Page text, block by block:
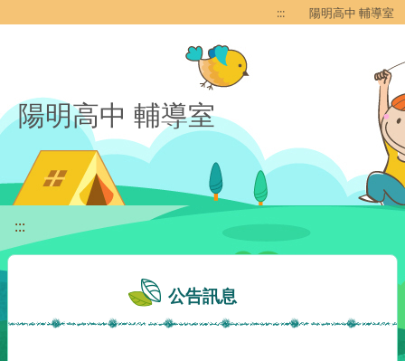
::: 陽明高中 輔導室
陽明高中 輔導室
:::
公告訊息